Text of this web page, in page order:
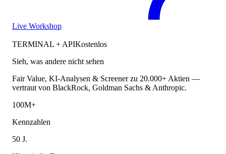
Live Workshop
TERMINAL + APIKostenlos
Sieh, was andere nicht sehen
Fair Value, KI-Analysen & Screener zu 20.000+ Aktien —
vertraut von BlackRock, Goldman Sachs & Anthropic.
100M+
Kennzahlen
50 J.